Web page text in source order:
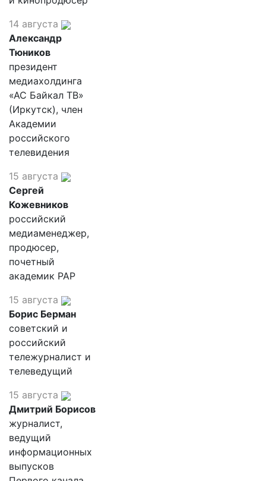
14 августа
Александр
Тюников
президент
медиахолдинга
«АС Байкал ТВ»
(Иркутск), член
Академии
российского
телевидения
15 августа
Сергей
Кожевников
российский
медиаменеджер,
продюсер,
почетный
академик РАР
15 августа
Борис Берман
советский и
российский
тележурналист и
телеведущий
15 августа
Дмитрий Борисов
журналист,
ведущий
информационных
выпусков